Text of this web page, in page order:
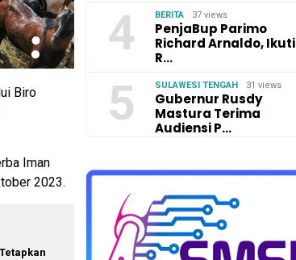
Biro
Iman
2023.
4 BERITA 37 views
PenjaBup Parimo
Richard Arnaldo, Ikuti
R…
5 SULAWESI TENGAH 31 views
Gubernur Rusdy
Mastura Terima
Audiensi P…